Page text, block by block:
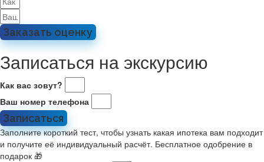
Заказать оценку
Записаться на экскурсию
Как вас зовут?
Ваш номер телефона
Записаться
Заполните короткий тест, чтобы узнать какая ипотека вам подходит
и получите её индивидуальный расчёт. Бесплатное одобрение в
подарок 🎁